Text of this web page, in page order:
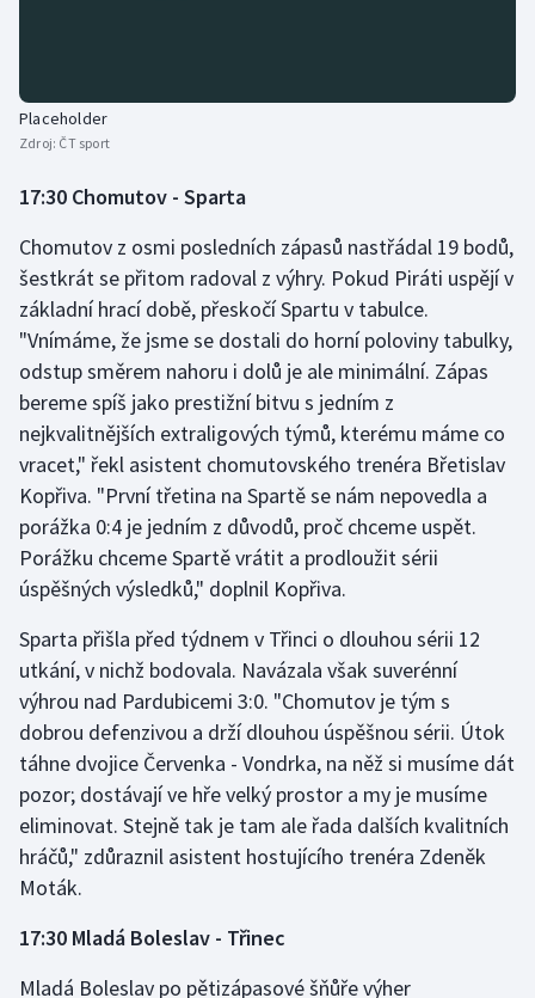
Vodní slalom
Placeholder
Zdroj: ČT sport
17:30 Chomutov - Sparta
Chomutov z osmi posledních zápasů nastřádal 19 bodů,
šestkrát se přitom radoval z výhry. Pokud Piráti uspějí v
základní hrací době, přeskočí Spartu v tabulce.
"Vnímáme, že jsme se dostali do horní poloviny tabulky,
odstup směrem nahoru i dolů je ale minimální. Zápas
bereme spíš jako prestižní bitvu s jedním z
nejkvalitnějších extraligových týmů, kterému máme co
vracet," řekl asistent chomutovského trenéra Břetislav
Kopřiva. "První třetina na Spartě se nám nepovedla a
porážka 0:4 je jedním z důvodů, proč chceme uspět.
Porážku chceme Spartě vrátit a prodloužit sérii
úspěšných výsledků," doplnil Kopřiva.
Sparta přišla před týdnem v Třinci o dlouhou sérii 12
utkání, v nichž bodovala. Navázala však suverénní
výhrou nad Pardubicemi 3:0. "Chomutov je tým s
dobrou defenzivou a drží dlouhou úspěšnou sérii. Útok
táhne dvojice Červenka - Vondrka, na něž si musíme dát
pozor; dostávají ve hře velký prostor a my je musíme
eliminovat. Stejně tak je tam ale řada dalších kvalitních
hráčů," zdůraznil asistent hostujícího trenéra Zdeněk
Moták.
17:30 Mladá Boleslav - Třinec
Mladá Boleslav po pětizápasové šňůře výher